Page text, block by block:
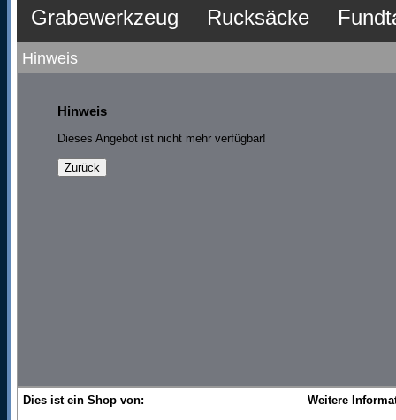
Grabewerkzeug Rucksäcke
Hinweis
Hinweis
Dieses Angebot ist nicht mehr verfügbar!
Dies ist ein Shop von:
Weitere